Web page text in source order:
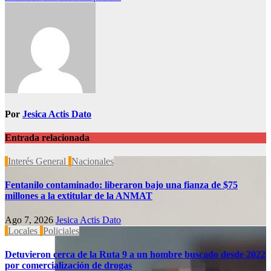
Por Jesica Actis Dato
Entrada relacionada
Interés General Nacionales
Fentanilo contaminado: liberaron bajo una fianza de $75
millones a la extitular de la ANMAT
Ago 7, 2026 Jesica Actis Dato
Locales Policiales
Detuvieron cerca de la Ruta 9 a un hombre buscado desde 2022
por comercialización de drogas